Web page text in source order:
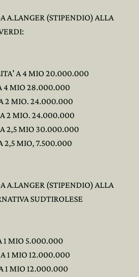
A.LANGER (STIPENDIO) ALLA
A 4 MIO 20.000.000
4 MIO 28.000.000
A 2 MIO. 24.000.000
A 2 MIO. 24.000.000
A 2,5 MIO 30.000.000
2,5 MIO, 7.500.000
A.LANGER (STIPENDIO) ALLA
SUDTIROLESE
1 MIO 5.000.000
A 1 MIO 12.000.000
1 MIO 12.000.000